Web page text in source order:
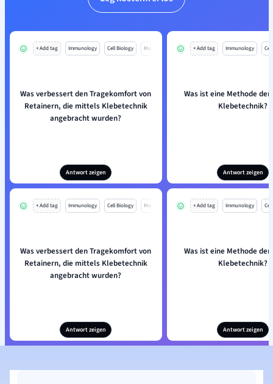
+ Add tag Immunology Cell Biology Mo
Was verbessert den Tragekomfort von
Retainern, die mittels Klebetechnik
angebracht wurden?
Antwort zeigen
+ Add tag Immunology
Was ist eine Methode
Klebetechnik?
Antwort zeigen
+ Add tag Immunology Cell Biology Mo
Was verbessert den Tragekomfort von
Retainern, die mittels Klebetechnik
angebracht wurden?
Antwort zeigen
+ Add tag Immunology
Was ist eine Methode
Klebetechnik?
Antwort zeigen